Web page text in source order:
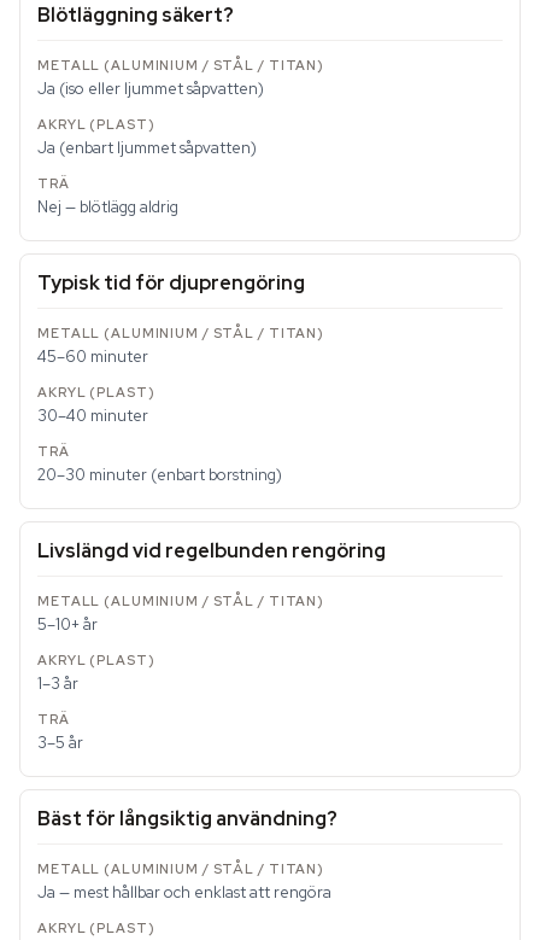
Blötläggning säkert?
Ja (iso eller ljummet såpvatten)
Ja (enbart ljummet såpvatten)
Nej — blötlägg aldrig
Typisk tid för djuprengöring
45–60 minuter
30–40 minuter
20–30 minuter (enbart borstning)
Livslängd vid regelbunden rengöring
5–10+ år
1–3 år
3–5 år
Bäst för långsiktig användning?
Ja — mest hållbar och enklast att rengöra